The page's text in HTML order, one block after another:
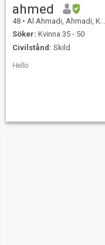
ahmed
48 • Al Ahmadi, Ahmadi, Kuwait
Söker: Kvinna 35 - 50
Civilstånd: Skild
Hello